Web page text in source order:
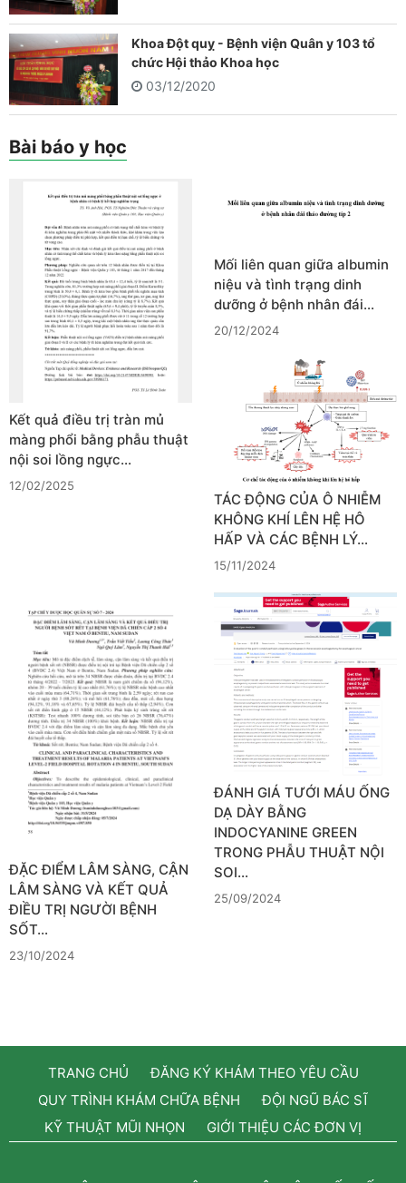
Khoa Đột quỵ - Bệnh viện Quân y 103 tổ
chức Hội thảo Khoa học
03/12/2020
Bài báo y học
Kết quả điều trị tràn mủ
màng phổi bằng phẫu thuật
nội soi lồng ngực…
12/02/2025
Mối liên quan giữa albumin
niệu và tình trạng dinh
dưỡng ở bệnh nhân đái…
20/12/2024
TÁC ĐỘNG CỦA Ô NHIỄM
KHÔNG KHÍ LÊN HỆ HÔ
HẤP VÀ CÁC BỆNH LÝ…
15/11/2024
ĐẶC ĐIỂM LÂM SÀNG, CẬN
LÂM SÀNG VÀ KẾT QUẢ
ĐIỀU TRỊ NGƯỜI BỆNH
SỐT…
23/10/2024
ĐÁNH GIÁ TƯỚI MÁU ỐNG
DẠ DÀY BẰNG
INDOCYANINE GREEN
TRONG PHẪU THUẬT NỘI
SOI…
25/09/2024
TRANG CHỦ
ĐĂNG KÝ KHÁM THEO YÊU CẦU
QUY TRÌNH KHÁM CHỮA BỆNH
ĐỘI NGŨ BÁC SĨ
KỸ THUẬT MŨI NHỌN
GIỚI THIỆU CÁC ĐƠN VỊ